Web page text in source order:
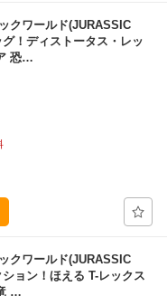
クワールド(JURASSIC
！ディストータス・レッ
恐…
クワールド(JURASSIC
ョン！ほえる T-レックス
…